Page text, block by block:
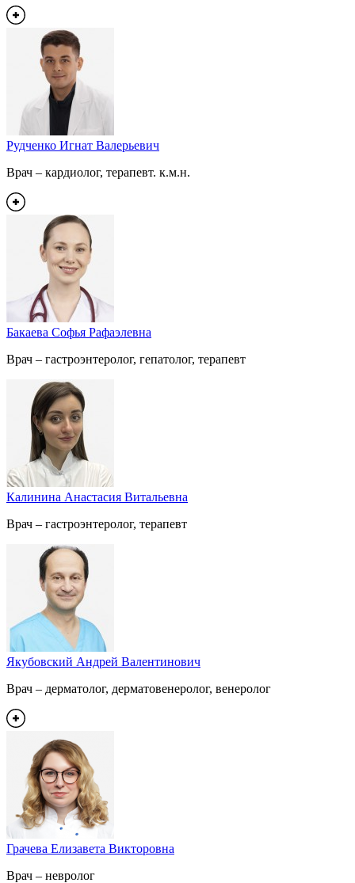
Рудченко Игнат Валерьевич
Врач – кардиолог, терапевт. к.м.н.
Бакаева Софья Рафаэлевна
Врач – гастроэнтеролог, гепатолог, терапевт
Калинина Анастасия Витальевна
Врач – гастроэнтеролог, терапевт
Якубовский Андрей Валентинович
Врач – дерматолог, дерматовенеролог, венеролог
Грачева Елизавета Викторовна
Врач – невролог